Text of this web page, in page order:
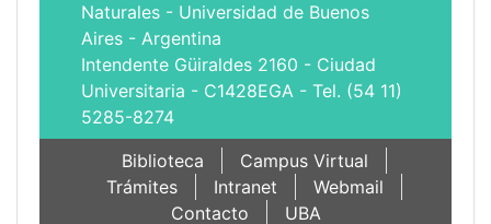
Naturales - Universidad de Buenos
Aires - Argentina
Intendente Güiraldes 2160 - Ciudad
Universitaria - C1428EGA - Tel. (54 11)
5285-8274
Biblioteca
Campus Virtual
Trámites
Intranet
Webmail
Contacto
UBA